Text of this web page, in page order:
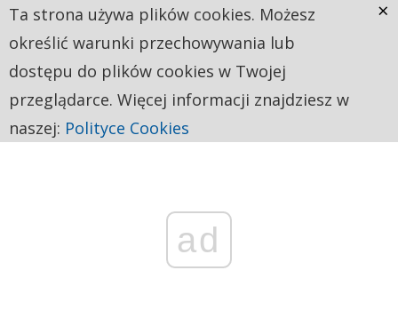
ad
Ta strona używa plików cookies. Możesz
określić warunki przechowywania lub
dostępu do plików cookies w Twojej
przeglądarce. Więcej informacji znajdziesz w
naszej: Polityce Cookies
×